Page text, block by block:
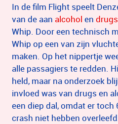
In de film Flight speelt
van de aan alcohol en drugs
Whip. Door een technisch
Whip op een van zijn
maken. Op het nippertje
alle passagiers te redden.
held, maar na onderzoek
invloed was van drugs en
een diep dal, omdat er toch
crash niet hebben